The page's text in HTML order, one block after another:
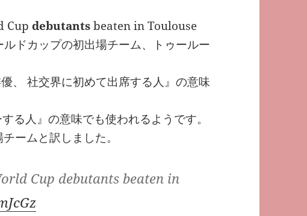
Cup debutantsbeaten in Toulouse
ルドカップの初出場チーム、トゥールー
、 社交界に初めて出席する人』の意味
人』の意味でも使われるようです。
ムと訳しました。
Cup debutants beaten in